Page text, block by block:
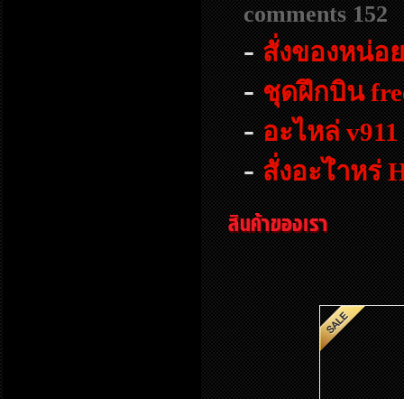
comments 152
- สั่งของหน่อ
- ชุดฝึกบิน
- อะไหล่ v911
- สั่งอะไำหร่